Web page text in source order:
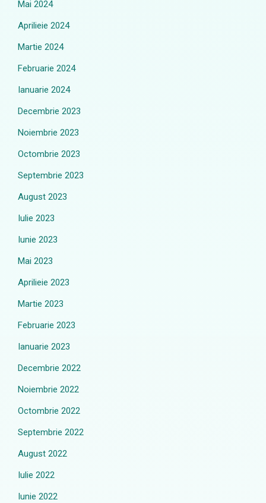
Mai 2024
Aprilieie 2024
Martie 2024
Februarie 2024
Ianuarie 2024
Decembrie 2023
Noiembrie 2023
Octombrie 2023
Septembrie 2023
August 2023
Iulie 2023
Iunie 2023
Mai 2023
Aprilieie 2023
Martie 2023
Februarie 2023
Ianuarie 2023
Decembrie 2022
Noiembrie 2022
Octombrie 2022
Septembrie 2022
August 2022
Iulie 2022
Iunie 2022